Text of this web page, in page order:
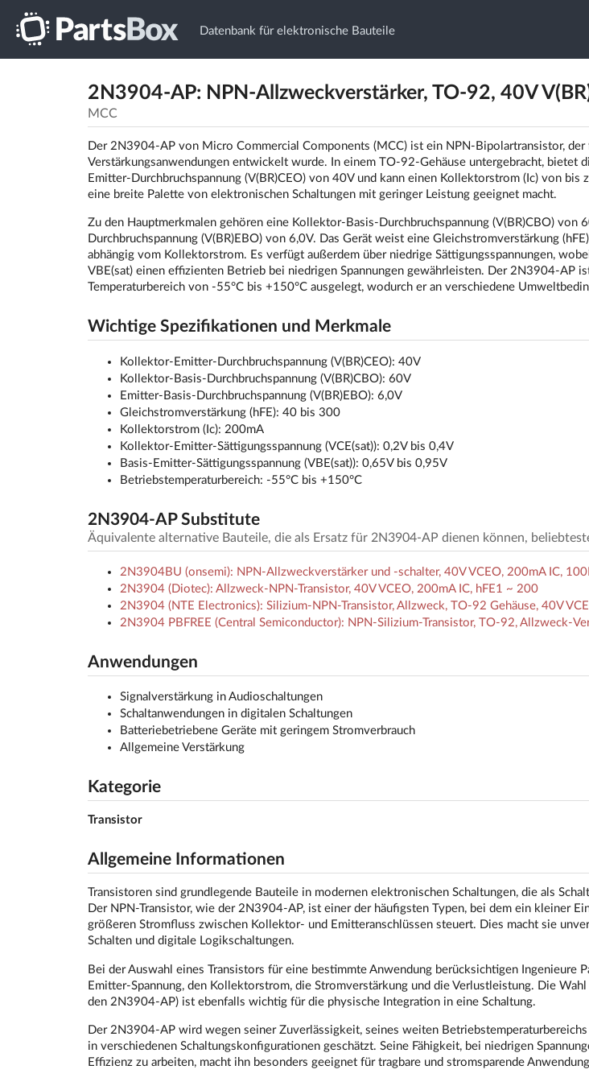
Datenbank für elektronische Bauteile
2N3904-AP: NPN-Allzweckverstärker, TO-92, 40V
MCC
Der 2N3904-AP von Micro Commercial Components (MCC) ist ein NPN-Bipolartransistor, der
Verstärkungsanwendungen entwickelt wurde. In einem TO-92-Gehäuse untergebracht, bietet
Emitter-Durchbruchspannung (V(BR)CEO) von 40V und kann einen Kollektorstrom (Ic) von bis
eine breite Palette von elektronischen Schaltungen mit geringer Leistung geeignet macht.
Zu den Hauptmerkmalen gehören eine Kollektor-Basis-Durchbruchspannung (V(BR)CBO) von
Durchbruchspannung (V(BR)EBO) von 6,0V. Das Gerät weist eine Gleichstromverstärkung
abhängig vom Kollektorstrom. Es verfügt außerdem über niedrige Sättigungsspannungen,
VBE(sat) einen effizienten Betrieb bei niedrigen Spannungen gewährleisten. Der 2N3904-AP
Temperaturbereich von -55°C bis +150°C ausgelegt, wodurch er an verschiedene
Wichtige Spezifikationen und Merkmale
Kollektor-Emitter-Durchbruchspannung (V(BR)CEO): 40V
Kollektor-Basis-Durchbruchspannung (V(BR)CBO): 60V
Emitter-Basis-Durchbruchspannung (V(BR)EBO): 6,0V
Gleichstromverstärkung (hFE): 40 bis 300
Kollektorstrom (Ic): 200mA
Kollektor-Emitter-Sättigungsspannung (VCE(sat)): 0,2V bis 0,4V
Basis-Emitter-Sättigungsspannung (VBE(sat)): 0,65V bis 0,95V
Betriebstemperaturbereich: -55°C bis +150°C
2N3904-AP Substitute
Äquivalente alternative Bauteile, die als Ersatz für 2N3904-AP dienen können,
2N3904BU (onsemi): NPN-Allzweckverstärker und -schalter, 40V VCEO, 200mA IC,
2N3904 (Diotec): Allzweck-NPN-Transistor, 40V VCEO, 200mA IC, hFE1 ~ 200
2N3904 (NTE Electronics): Silizium-NPN-Transistor, Allzweck, TO-92 Gehäuse, 40V
2N3904 PBFREE (Central Semiconductor): NPN-Silizium-Transistor, TO-92, Allzweck-
Anwendungen
Signalverstärkung in Audioschaltungen
Schaltanwendungen in digitalen Schaltungen
Batteriebetriebene Geräte mit geringem Stromverbrauch
Allgemeine Verstärkung
Kategorie
Transistor
Allgemeine Informationen
Transistoren sind grundlegende Bauteile in modernen elektronischen Schaltungen, die als
Der NPN-Transistor, wie der 2N3904-AP, ist einer der häufigsten Typen, bei dem ein kleiner
größeren Stromfluss zwischen Kollektor- und Emitteranschlüssen steuert. Dies macht sie
Schalten und digitale Logikschaltungen.
Bei der Auswahl eines Transistors für eine bestimmte Anwendung berücksichtigen Ingenieure
Emitter-Spannung, den Kollektorstrom, die Stromverstärkung und die Verlustleistung. Die
den 2N3904-AP) ist ebenfalls wichtig für die physische Integration in eine Schaltung.
Der 2N3904-AP wird wegen seiner Zuverlässigkeit, seines weiten
in verschiedenen Schaltungskonfigurationen geschätzt. Seine Fähigkeit, bei niedrigen
Effizienz zu arbeiten, macht ihn besonders geeignet für tragbare und stromsparende